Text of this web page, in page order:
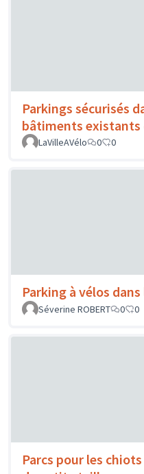
Parkings sécurisés
bâtiments existants
LaVilleAVélo
0 0
Parking à vélos dans
Séverine ROBERT
0 0
Parcs pour les